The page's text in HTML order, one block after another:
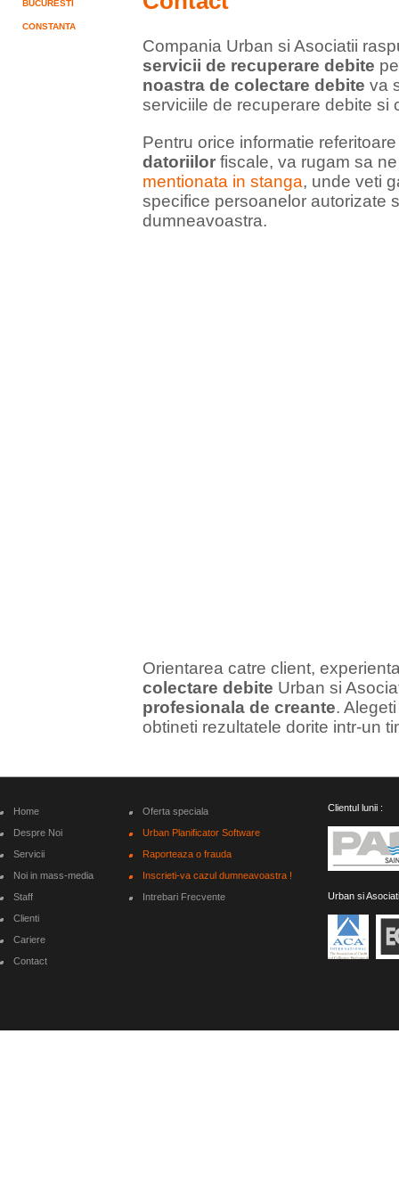
BUCURESTI
CONSTANTA
Compania Urban si Asociatii
servicii de recuperare debite
noastra de colectare debite va
serviciile de recuperare debite si
Pentru orice informatie
datoriilor fiscale, va rugam sa
mentionata in stanga, unde veti
specifice persoanelor autorizate
dumneavoastra.
Orientarea catre client,
colectare debite Urban si
profesionala de creante.
obtineti rezultatele dorite intr-un
Home
Despre Noi
Servicii
Noi in mass-media
Staff
Clienti
Cariere
Contact
Oferta speciala
Urban Planificator Software
Raporteaza o frauda
Inscrieti-va cazul dumneavoastra !
Intrebari Frecvente
Clientul lunii :
Urban si